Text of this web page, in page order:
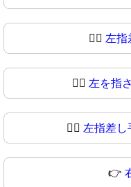
👈🏽 左指
👈🏾 左を指
👈🏿 左指差し
👉